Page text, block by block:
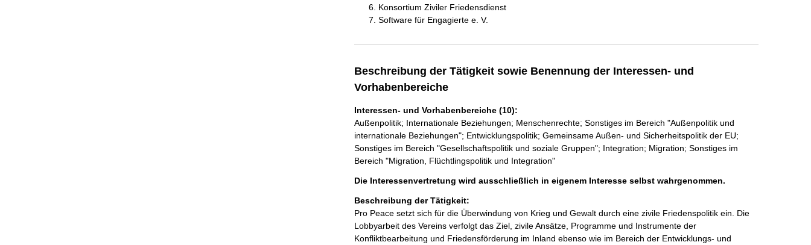
Konsortium Ziviler Friedensdienst
Software für Engagierte e. V.
Beschreibung der Tätigkeit sowie Benennung der Interessen- und
Vorhabenbereiche
Interessen- und Vorhabenbereiche (10):
Außenpolitik; Internationale Beziehungen; Menschenrechte; Sonstiges im Bereich "Außenpolitik und
internationale Beziehungen"; Entwicklungspolitik; Gemeinsame Außen- und Sicherheitspolitik der EU;
Sonstiges im Bereich "Gesellschaftspolitik und soziale Gruppen"; Integration; Migration; Sonstiges im
Bereich "Migration, Flüchtlingspolitik und Integration"
Die Interessenvertretung wird ausschließlich in eigenem Interesse selbst wahrgenommen.
Beschreibung der Tätigkeit:
Pro Peace setzt sich für die Überwindung von Krieg und Gewalt durch eine zivile Friedenspolitik ein. Die
Lobbyarbeit des Vereins verfolgt das Ziel, zivile Ansätze, Programme und Instrumente der
Konfliktbearbeitung und Friedensförderung im Inland ebenso wie im Bereich der Entwicklungs- und